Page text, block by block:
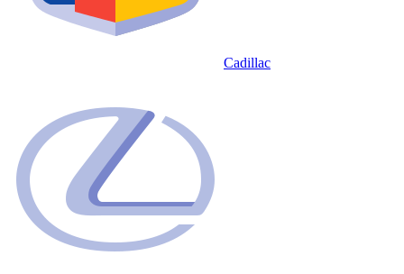
Cadillac